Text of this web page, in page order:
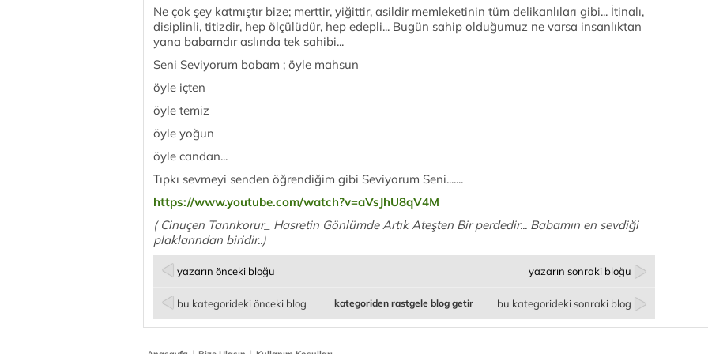
Ne çok şey katmıştır bize; merttir, yiğittir, asildir memleketinin tüm delikanlıları gibi... İtinalı,
disiplinli, titizdir, hep ölçülüdür, hep edepli... Bugün sahip olduğumuz ne varsa insanlıktan
yana babamdır aslında tek sahibi...
Seni Seviyorum babam ; öyle mahsun
öyle içten
öyle temiz
öyle yoğun
öyle candan...
Tıpkı sevmeyi senden öğrendiğim gibi Seviyorum Seni.......
https://www.youtube.com/watch?v=aVsJhU8qV4M
( Cinuçen Tanrıkorur_ Hasretin Gönlümde Artık Ateşten Bir perdedir... Babamın en sevdiği
plaklarından biridir..)
yazarın önceki bloğu yazarın sonraki bloğu
bu kategorideki önceki blog bu kategorideki sonraki blog
kategoriden rastgele blog getir